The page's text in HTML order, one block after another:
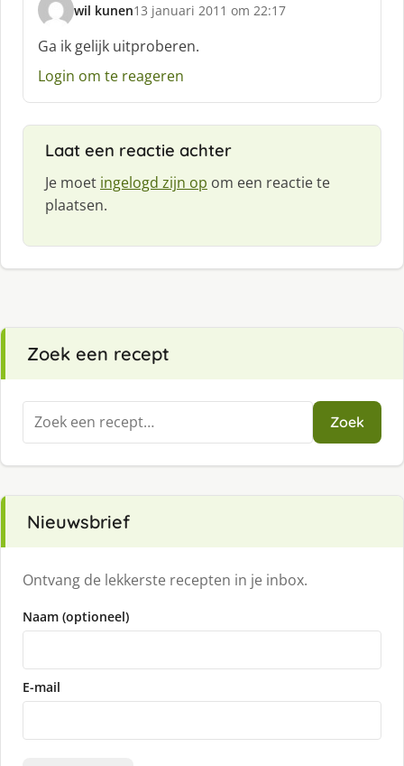
wil kunen
s
c
h
r
13 januari 2011 om 22:17
Ga ik gelijk uitproberen.
Login om te reageren
Laat een reactie achter
Je moet ingelogd zijn op om een reactie te
plaatsen.
Zoek een recept
Zoeken
naar:
Zoek
Nieuwsbrief
Ontvang de lekkerste recepten in je inbox.
Naam (optioneel)
E-mail